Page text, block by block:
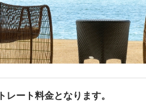
レート料金となります。